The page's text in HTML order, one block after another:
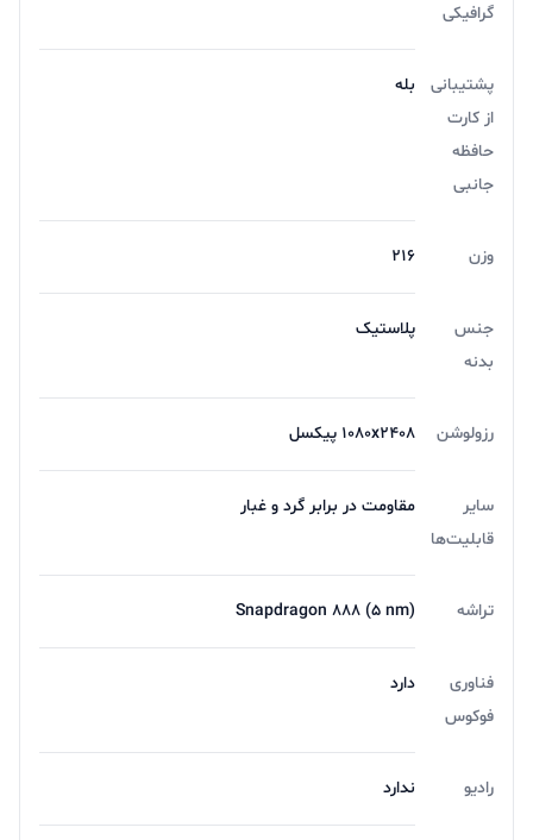
گرافیکی
پشتیبانی
از کارت
حافظه
جانبی
بله
وزن 216
جنس
بدنه
پلاستیک
رزولوشن 1080x2408 پیکسل
سایر
قابلیت‌ها
مقاومت در برابر گرد و غبار
تراشه Snapdragon 888 (5 nm)
فناوری
فوکوس
دارد
رادیو ندارد